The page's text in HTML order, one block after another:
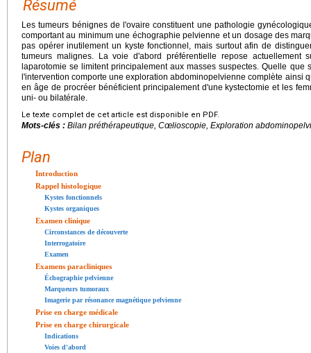
Résumé
Les tumeurs bénignes de l'ovaire constituent une pathologie
comportant au minimum une échographie pelvienne et un dosage des
pas opérer inutilement un kyste fonctionnel, mais surtout afin de
tumeurs malignes. La voie d'abord préférentielle repose
laparotomie se limitent principalement aux masses suspectes. Quelle que
l'intervention comporte une exploration abdominopelvienne complète ainsi
en âge de procréer bénéficient principalement d'une kystectomie et les
uni- ou bilatérale.
Le texte complet de cet article est disponible en PDF.
Mots-clés : Bilan préthérapeutique, Cœlioscopie, Exploration
Plan
Introduction
Rappel histologique
Kystes fonctionnels
Kystes organiques
Examen clinique
Circonstances de découverte
Interrogatoire
Examen
Examens paracliniques
Échographie pelvienne
Marqueurs tumoraux
Imagerie par résonance magnétique pelvienne
Prise en charge médicale
Prise en charge chirurgicale
Indications
Voies d'abord